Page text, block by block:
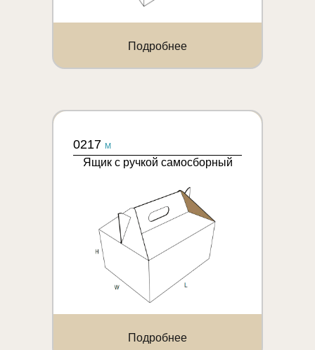
Подробнее
0217 M
Ящик с ручкой самосборный
Подробнее